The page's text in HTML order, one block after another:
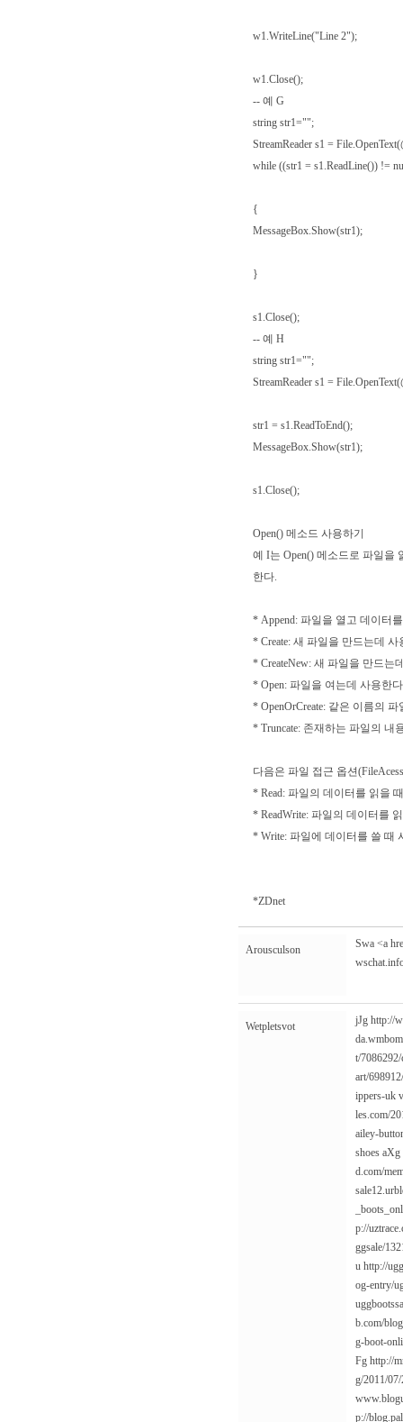
w1.WriteLine("Line 2");
w1.Close();
-- 예 G
string str1="";
StreamReader s1 =
while ((str1 = s1.ReadLine()) !=
{
MessageBox.Show(str1);
}
s1.Close();
-- 예 H
string str1="";
StreamReader s1 =
str1 = s1.ReadToEnd();
MessageBox.Show(str1);
s1.Close();
Open() 메소드 사용하기
예 I는 Open() 메소드로 파일을
한다.
* Append: 파일을 열고 데이터
* Create: 새 파일을 만드는데
* CreateNew: 새 파일을 만드는
* Open: 파일을 여는데 사용한
* OpenOrCreate: 같은 이름의
* Truncate: 존재하는 파일의 내
다음은 파일 접근 옵션
* Read: 파일의 데이터를 읽을
* ReadWrite: 파일의 데이터를
* Write: 파일에 데이터를 쓸 때
*ZDnet
Arousculson
Swa <a
Wetpletsvot jJg http://
t/
art/
ippers-uk
les.com/
ailey-
shoes aXg
d.com/
p://
ggsale/
u http://
og-entry/
b.com/
g-boot-
Fg http://
g/2011/
p://